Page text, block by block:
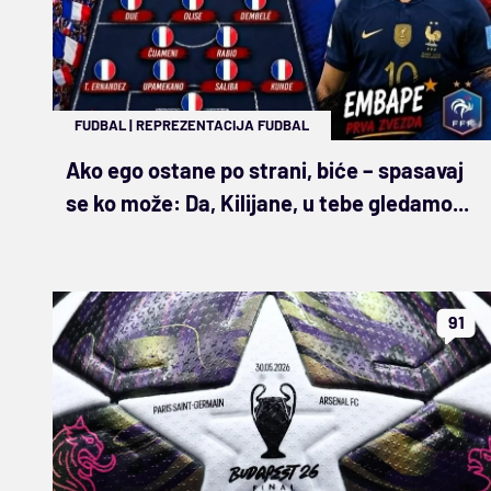
FUDBAL|REPREZENTACIJA FUDBAL
Ako ego ostane po strani, biće – spasavaj
se ko može: Da, Kilijane, u tebe gledamo...
91